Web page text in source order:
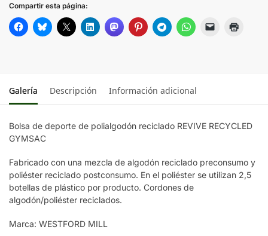
NATURAL
Compartir esta página:
Galería Descripción Información adicional
Bolsa de deporte de polialgodón reciclado REVIVE RECYCLED
GYMSAC
Fabricado con una mezcla de algodón reciclado preconsumo y
poliéster reciclado postconsumo. En el poliéster se utilizan 2,5
botellas de plástico por producto. Cordones de
algodón/poliéster reciclados.
Marca: WESTFORD MILL